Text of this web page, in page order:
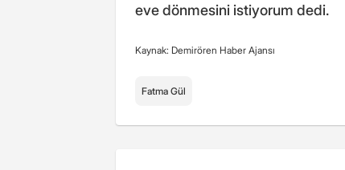
eve dönmesini istiyorum dedi.
Kaynak: Demirören Haber Ajansı
Fatma Gül